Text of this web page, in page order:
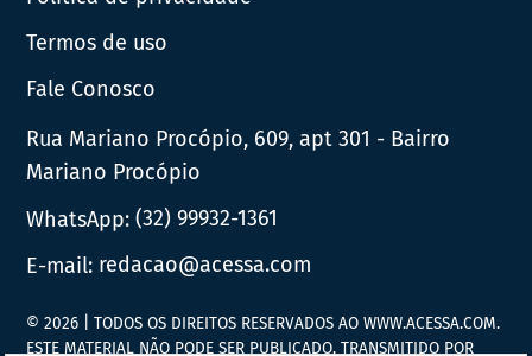
Termos de uso
Fale Conosco
Rua Mariano Procópio, 609, apt 301 - Bairro
Mariano Procópio
WhatsApp:(32) 99932-1361
E-mail: redacao@acessa.com
© 2026 | TODOS OS DIREITOS RESERVADOS AO WWW.ACESSA.COM.
ESTE MATERIAL NÃO PODE SER PUBLICADO, TRANSMITIDO POR